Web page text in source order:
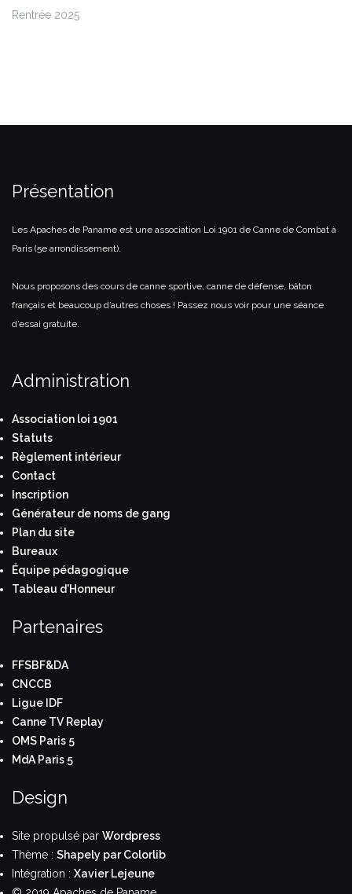
Rentrée 2025
Présentation
Les Apaches de Paname est une association Loi 1901 de Canne de Combat à
Paris (5e arrondissement).
Nous proposons des cours de canne sportive, canne de défense, bâton
français et beaucoup d’autres choses ! Passez nous voir pour une séance
d’essai gratuite.
Administration
Association loi 1901
Statuts
Règlement intérieur
Contact
Inscription
Générateur de noms de gang
Plan du site
Bureaux
Équipe pédagogique
Tableau d'Honneur
Partenaires
FFSBF&DA
CNCCB
Ligue IDF
Canne TV Replay
OMS Paris 5
MdA Paris 5
Design
Site propulsé par Wordpress
Thème : Shapely par Colorlib
Intégration : Xavier Lejeune